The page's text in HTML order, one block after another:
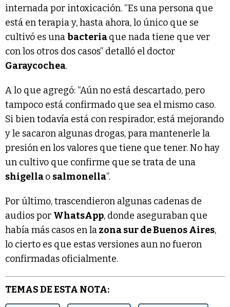
internada por intoxicación. “Es una persona que
está en terapia y, hasta ahora, lo único que se
cultivó es unabacteriaque nada tiene que ver
con los otros dos casos” detalló el doctor
Garaycochea.
A lo que agregó: “Aún no está descartado, pero
tampoco está confirmado que sea el mismo caso.
Si bien todavía está con respirador, está mejorando
y le sacaron algunas drogas, para mantenerle la
presión en los valores que tiene que tener. No hay
un cultivo que confirme que se trata de una
shigellao salmonella”.
Por último, trascendieron algunas cadenas de
audios por WhatsApp, donde aseguraban que
había más casos en lazona sur de Buenos Aires,
lo cierto es que estas versiones aun no fueron
confirmadas oficialmente.
TEMAS DE ESTA NOTA: